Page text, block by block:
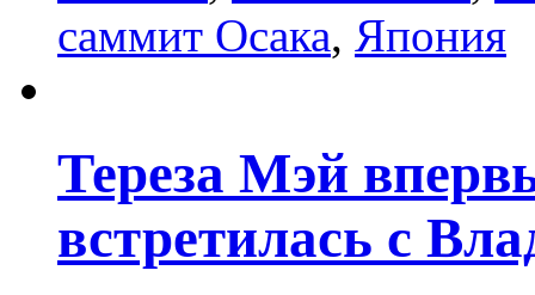
саммит Осака, Япония
Тереза Мэй
встретилась с